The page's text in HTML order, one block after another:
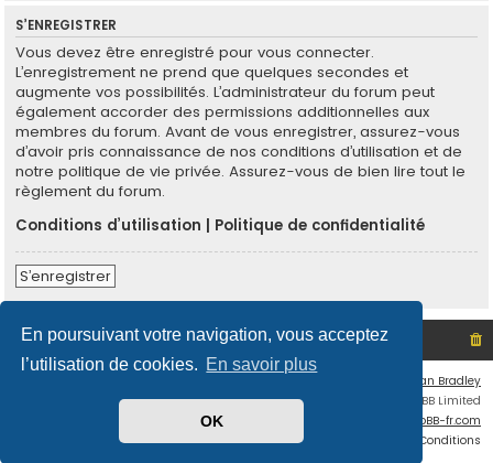
En poursuivant votre navigation, vous acceptez
l’utilisation de cookies. En savoir plus
OK
S’ENREGISTRER
Vous devez être enregistré pour vous connecter.
L’enregistrement ne prend que quelques secondes et
augmente vos possibilités. L’administrateur du forum peut
également accorder des permissions additionnelles aux
membres du forum. Avant de vous enregistrer, assurez-vous
d’avoir pris connaissance de nos conditions d’utilisation et de
notre politique de vie privée. Assurez-vous de bien lire tout le
règlement du forum.
Conditions d’utilisation
Politique de confidentialité
S’enregistrer
Site non officiel sur le SCO d'Angers Index du forum
Ian Bradley
Développé parphpBB® Forum Software © phpBB Limited
phpBB-fr.com
Conditions